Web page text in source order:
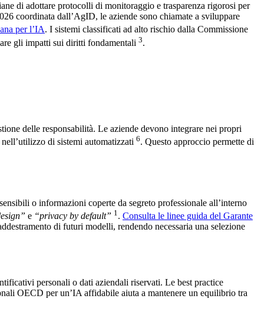
di adottare protocolli di monitoraggio e trasparenza rigorosi per
coordinata dall’AgID, le aziende sono chiamate a sviluppare
per l’IA. I sistemi classificati ad alto rischio dalla Commissione
gli impatti sui diritti fondamentali 3.
delle responsabilità. Le aziende devono integrare nei propri
di sistemi automatizzati 6. Questo approccio permette di
o informazioni coperte da segreto professionale all’interno
e “privacy by default” 1 . Consulta le linee guida del Garante
di futuri modelli, rendendo necessaria una selezione
personali o dati aziendali riservati. Le best practice
OECD per un’IA affidabile aiuta a mantenere un equilibrio tra